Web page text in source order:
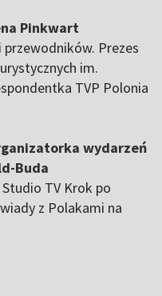
Pinkwart
Prezes
im.
TVP Polonia
wydarzeń
Buda
TV Krok po
z Polakami na